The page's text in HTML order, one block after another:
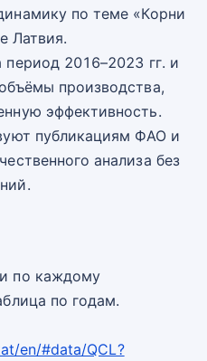
по теме «Корни
Латвия.
2016–2023 гг. и
производства,
эффективность.
публикациям ФАО и
анализа без
по каждому
по годам.
en/#data/QCL?